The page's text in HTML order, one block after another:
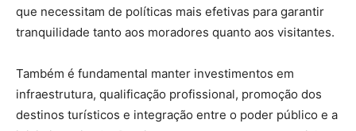
que necessitam de políticas mais efetivas para garantir
tranquilidade tanto aos moradores quanto aos visitantes.
Também é fundamental manter investimentos em
infraestrutura, qualificação profissional, promoção dos
destinos turísticos e integração entre o poder público e a